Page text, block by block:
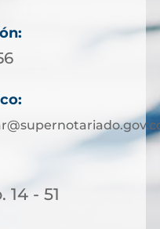
14 - 51